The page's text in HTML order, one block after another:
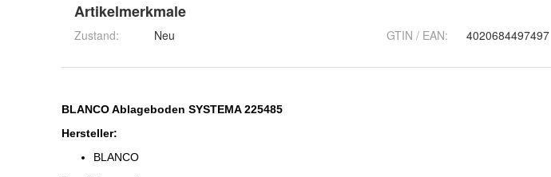
Artikelmerkmale
Zustand: Neu GTIN / EAN: 4020684497497